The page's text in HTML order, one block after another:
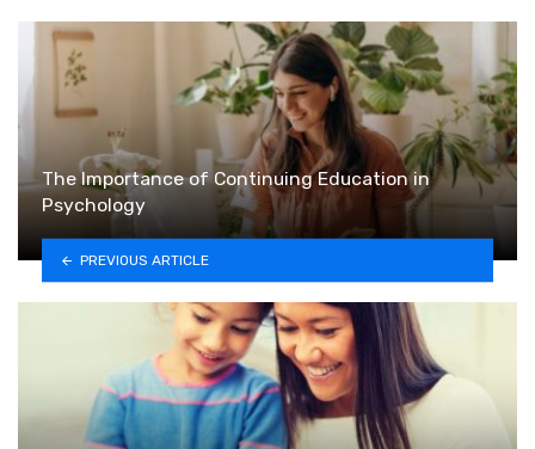
The Importance of Continuing Education in
Psychology
PREVIOUS ARTICLE